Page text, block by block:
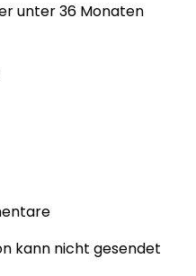
unter 36 Monaten
kann nicht gesendet